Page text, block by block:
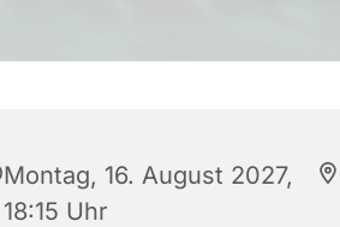
Montag, 16. August 2027,
18:15 Uhr